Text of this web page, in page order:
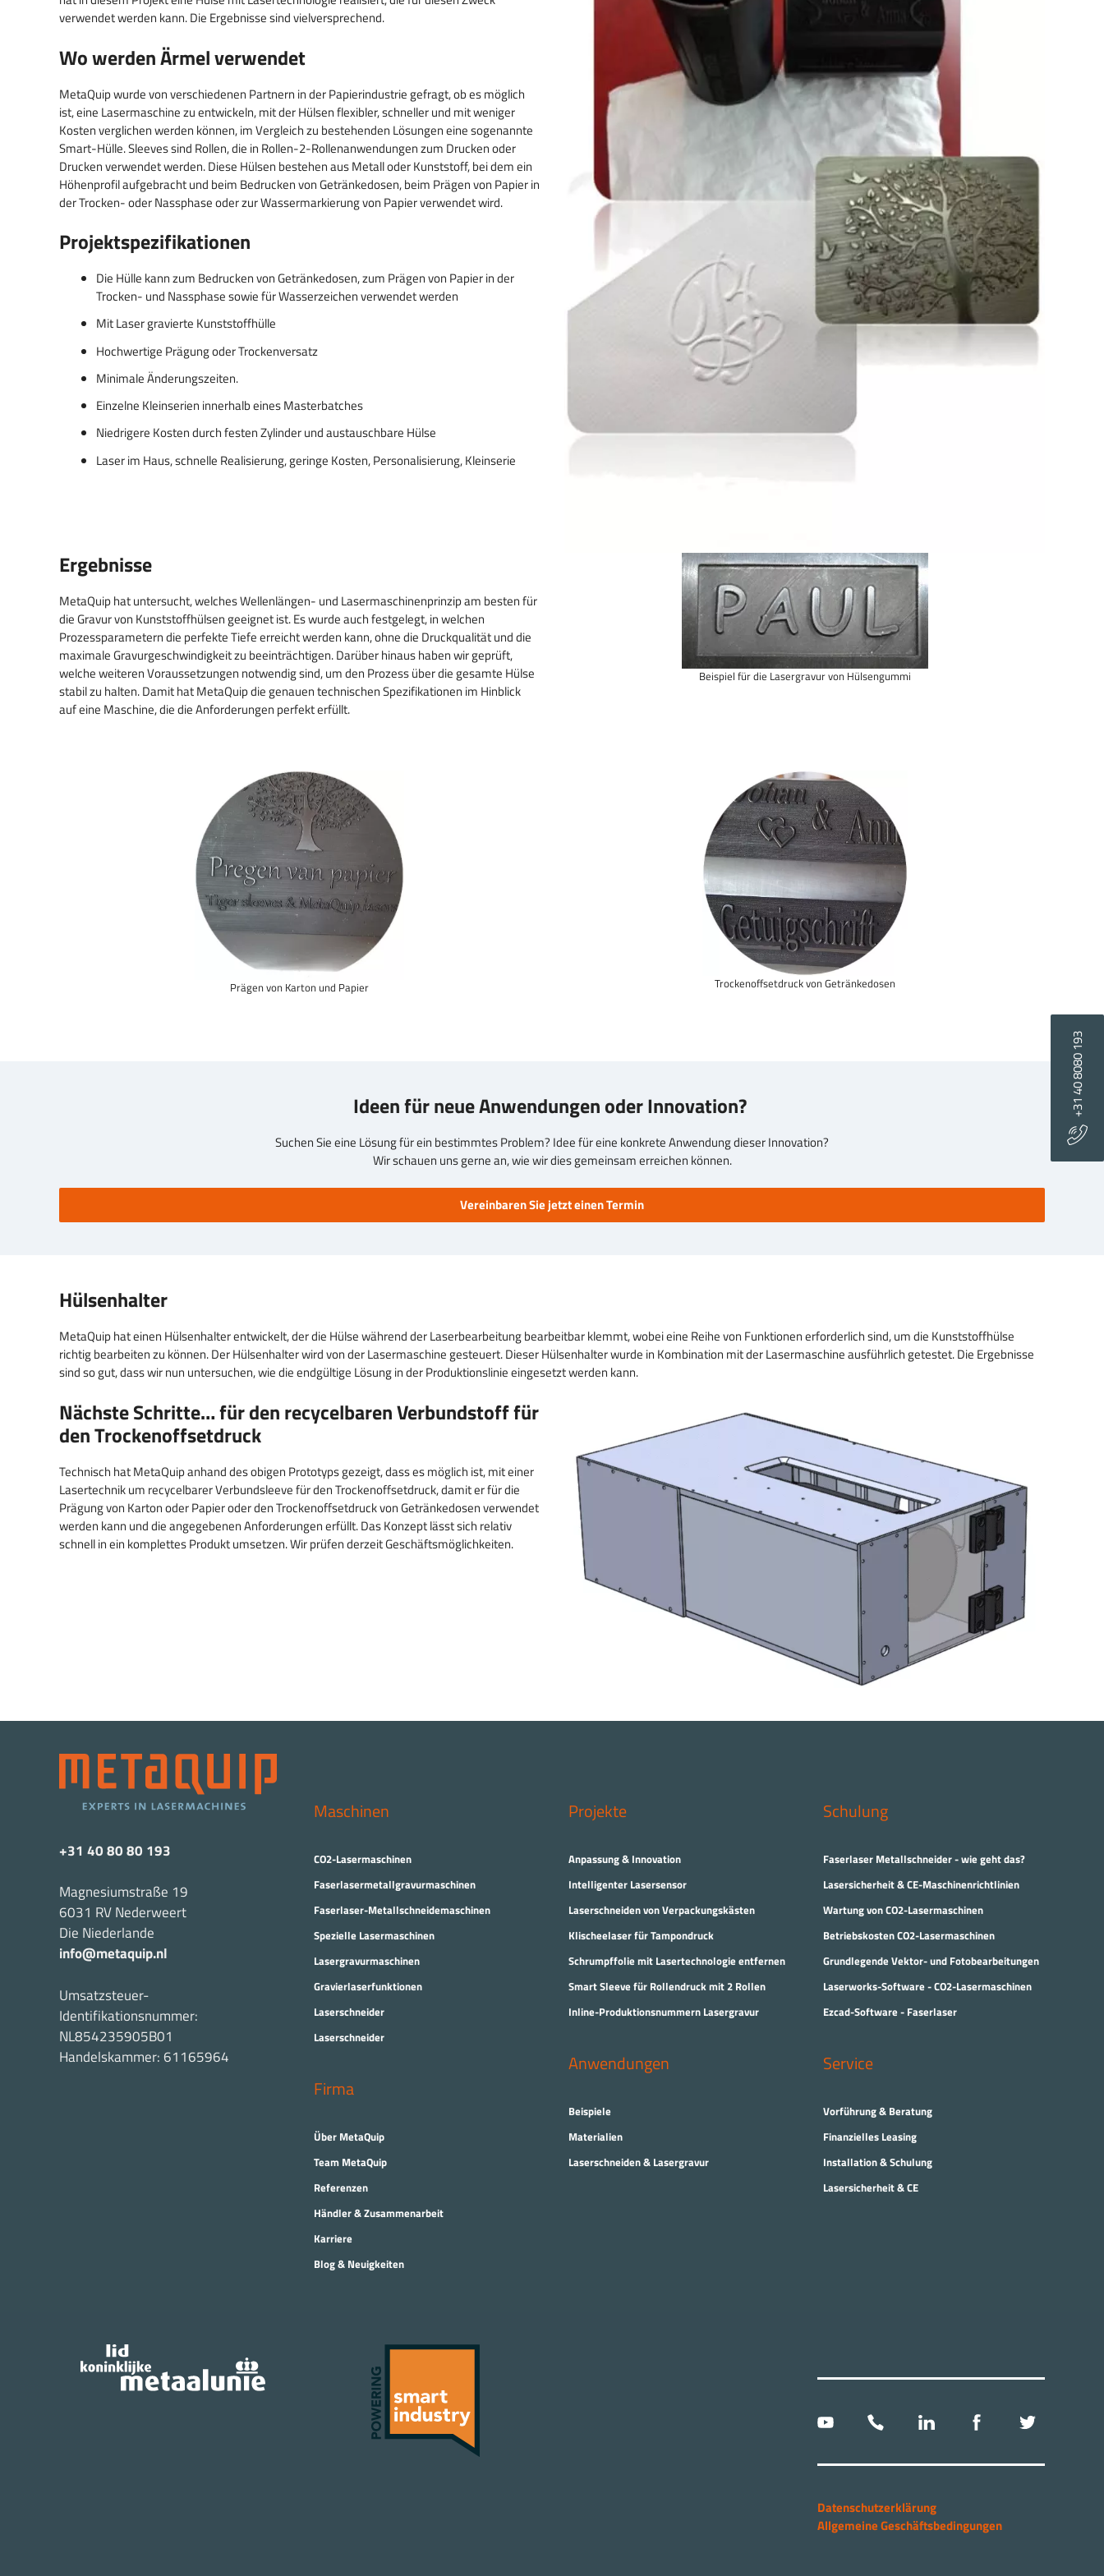
+31 40 8080 193
Pappe
Stoffen
Laserschneidfilter
Moosgummi Laserschneiden
Modellbau & Nachbildungen
Namensschilder & Schilder
Barcodes & Zahlen gravieren
Produkten
Lasersicherheitslasermaschinen
Luftabsaugung
verwendet werden kann. Die Ergebnisse sind vielversprechend.
Wo werden Ärmel verwendet
MetaQuip wurde von verschiedenen Partnern in der Papierindustrie gefragt, ob es möglich
ist, eine Lasermaschine zu entwickeln, mit der Hülsen flexibler, schneller und mit weniger
Kosten verglichen werden können, im Vergleich zu bestehenden Lösungen eine sogenannte
Smart-Hülle. Sleeves sind Rollen, die in Rollen-2-Rollenanwendungen zum Drucken oder
Drucken verwendet werden. Diese Hülsen bestehen aus Metall oder Kunststoff, bei dem ein
Höhenprofil aufgebracht und beim Bedrucken von Getränkedosen, beim Prägen von Papier in
der Trocken- oder Nassphase oder zur Wassermarkierung von Papier verwendet wird.
Projektspezifikationen
Die Hülle kann zum Bedrucken von Getränkedosen, zum Prägen von Papier in der
Trocken- und Nassphase sowie für Wasserzeichen verwendet werden
Mit Laser gravierte Kunststoffhülle
Hochwertige Prägung oder Trockenversatz
Minimale Änderungszeiten.
Einzelne Kleinserien innerhalb eines Masterbatches
Niedrigere Kosten durch festen Zylinder und austauschbare Hülse
Laser im Haus, schnelle Realisierung, geringe Kosten, Personalisierung, Kleinserie
Ergebnisse
MetaQuip hat untersucht, welches Wellenlängen- und Lasermaschinenprinzip am besten für
die Gravur von Kunststoffhülsen geeignet ist. Es wurde auch festgelegt, in welchen
Prozessparametern die perfekte Tiefe erreicht werden kann, ohne die Druckqualität und die
maximale Gravurgeschwindigkeit zu beeinträchtigen. Darüber hinaus haben wir geprüft,
welche weiteren Voraussetzungen notwendig sind, um den Prozess über die gesamte Hülse
stabil zu halten. Damit hat MetaQuip die genauen technischen Spezifikationen im Hinblick
auf eine Maschine, die die Anforderungen perfekt erfüllt.
Beispiel für die Lasergravur von Hülsengummi
Prägen von Karton und Papier Trockenoffsetdruck von Getränkedosen
Ideen für neue Anwendungen oder Innovation?
Suchen Sie eine Lösung für ein bestimmtes Problem? Idee für eine konkrete Anwendung dieser Innovation?
Wir schauen uns gerne an, wie wir dies gemeinsam erreichen können.
Vereinbaren Sie jetzt einen Termin
Hülsenhalter
MetaQuip hat einen Hülsenhalter entwickelt, der die Hülse während der Laserbearbeitung bearbeitbar klemmt, wobei eine Reihe von Funktionen erforderlich sind, um die Kunststoffhülse
richtig bearbeiten zu können. Der Hülsenhalter wird von der Lasermaschine gesteuert. Dieser Hülsenhalter wurde in Kombination mit der Lasermaschine ausführlich getestet. Die Ergebnisse
sind so gut, dass wir nun untersuchen, wie die endgültige Lösung in der Produktionslinie eingesetzt werden kann.
Nächste Schritte… für den recycelbaren Verbundstoff für
den Trockenoffsetdruck
Technisch hat MetaQuip anhand des obigen Prototyps gezeigt, dass es möglich ist, mit einer
Lasertechnik um recycelbarer Verbundsleeve für den Trockenoffsetdruck, damit er für die
Prägung von Karton oder Papier oder den Trockenoffsetdruck von Getränkedosen verwendet
werden kann und die angegebenen Anforderungen erfüllt. Das Konzept lässt sich relativ
schnell in ein komplettes Produkt umsetzen. Wir prüfen derzeit Geschäftsmöglichkeiten.
+31 40 80 80 193
Magnesiumstraße 19
6031 RV Nederweert
Die Niederlande
info@metaquip.nl
Umsatzsteuer-
Identifikationsnummer:
NL854235905B01
Handelskammer: 61165964
Maschinen
CO2-Lasermaschinen
Faserlasermetallgravurmaschinen
Faserlaser-Metallschneidemaschinen
Spezielle Lasermaschinen
Lasergravurmaschinen
Gravierlaserfunktionen
Laserschneider
Laserschneider
Firma
Über MetaQuip
Team MetaQuip
Referenzen
Händler & Zusammenarbeit
Karriere
Blog & Neuigkeiten
Projekte
Anpassung & Innovation
Intelligenter Lasersensor
Laserschneiden von Verpackungskästen
Klischeelaser für Tampondruck
Schrumpffolie mit Lasertechnologie entfernen
Smart Sleeve für Rollendruck mit 2 Rollen
Inline-Produktionsnummern Lasergravur
Anwendungen
Beispiele
Materialien
Laserschneiden & Lasergravur
Schulung
Faserlaser Metallschneider - wie geht das?
Lasersicherheit & CE-Maschinenrichtlinien
Wartung von CO2-Lasermaschinen
Betriebskosten CO2-Lasermaschinen
Grundlegende Vektor- und Fotobearbeitungen
Laserworks-Software - CO2-Lasermaschinen
Ezcad-Software - Faserlaser
Service
Vorführung & Beratung
Finanzielles Leasing
Installation & Schulung
Lasersicherheit & CE
Datenschutzerklärung
Allgemeine Geschäftsbedingungen